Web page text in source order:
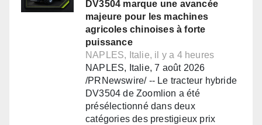
DV3504 marque une avancée
majeure pour les machines
agricoles chinoises à forte
puissance
NAPLES, Italie, il y a 4 heures
NAPLES, Italie, 7 août 2026
/PRNewswire/ -- Le tracteur hybride
DV3504 de Zoomlion a été
présélectionné dans deux
catégories des prestigieux prix